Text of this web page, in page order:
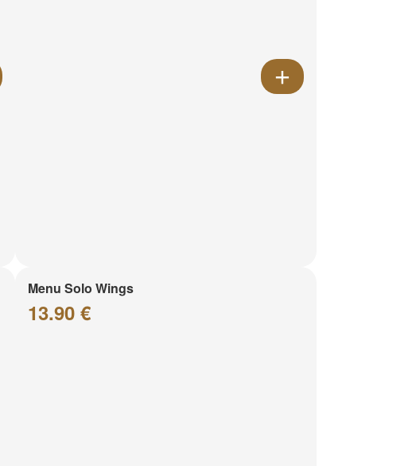
Menu Solo Wings
13.90 €